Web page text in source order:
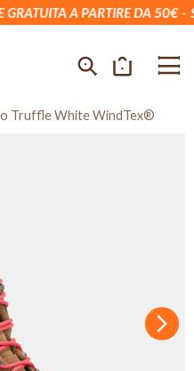
A PARTIRE DA 50€
Truffle White WindTex®